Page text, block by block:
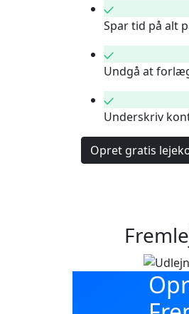
Spar tid på alt
Undgå at
Underskriv
Opret gratis